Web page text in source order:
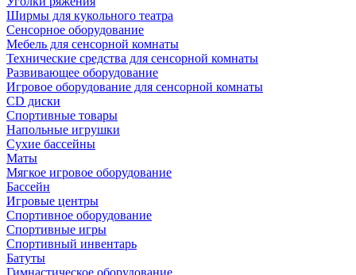
Ширмы для кукольного театра
Сенсорное оборудование
Мебель для сенсорной комнаты
Технические средства для сенсорной комнаты
Развивающее оборудование
Игровое оборудование для сенсорной комнаты
CD диски
Спортивные товары
Напольные игрушки
Сухие бассейны
Маты
Мягкое игровое оборудование
Бассейн
Игровые центры
Спортивное оборудование
Спортивные игры
Спортивный инвентарь
Батуты
Гимнастическое оборудование